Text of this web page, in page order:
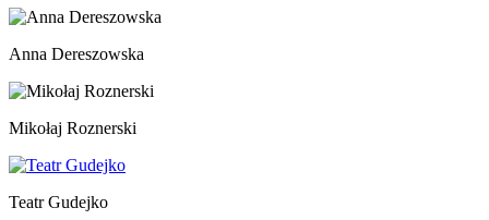
Anna Dereszowska
Mikołaj Roznerski
Teatr Gudejko